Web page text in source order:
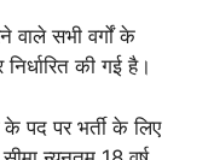
वाले सभी वर्गों के
की गई है।
पद पर भर्ती के लिए